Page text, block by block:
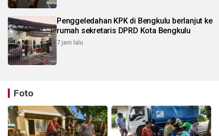
Penggeledahan KPK di Bengkulu berlanjut ke
rumah sekretaris DPRD Kota Bengkulu
7 jam lalu
Foto